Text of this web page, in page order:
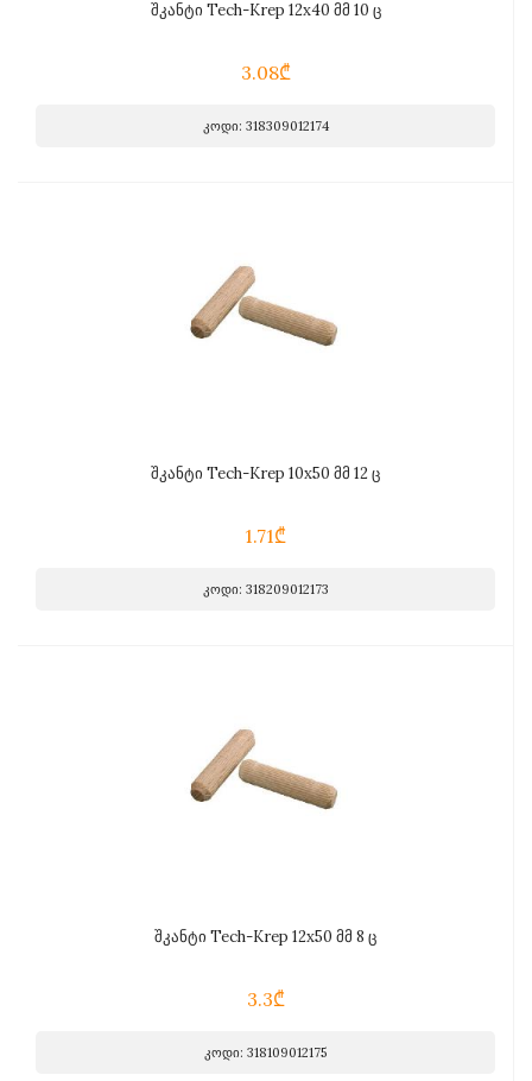
შკანტი Tech-Krep 12x40 მმ 10 ც
3.08₾
კოდი: 318309012174
შკანტი Tech-Krep 10x50 მმ 12 ც
1.71₾
კოდი: 318209012173
შკანტი Tech-Krep 12x50 მმ 8 ც
3.3₾
კოდი: 318109012175